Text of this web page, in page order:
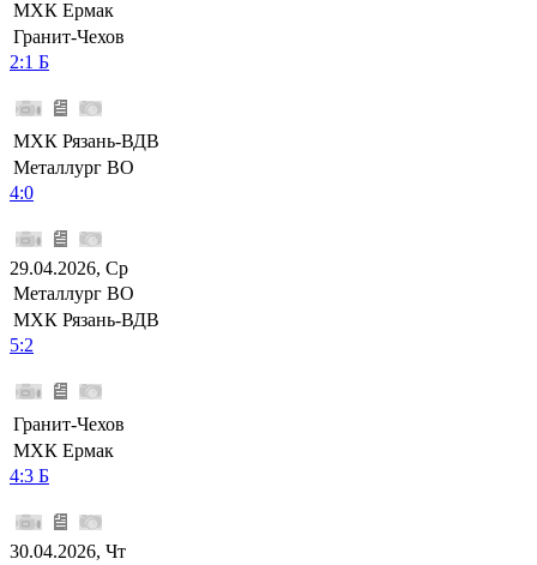
МХК Ермак
Гранит-Чехов
2:1 Б
МХК Рязань-ВДВ
Металлург ВО
4:0
29.04.2026, Ср
Металлург ВО
МХК Рязань-ВДВ
5:2
Гранит-Чехов
МХК Ермак
4:3 Б
30.04.2026, Чт